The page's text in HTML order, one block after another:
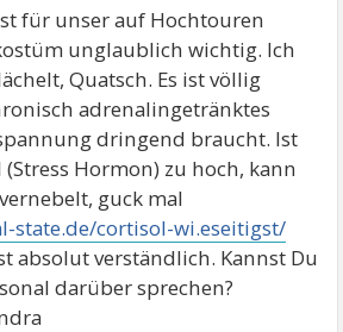
für unser auf Hochtouren
unglaublich wichtig. Ich
Quatsch. Es ist völlig
adrenalingetränktes
dringend braucht. Ist
Hormon) zu hoch, kann
guck mal
state.de/cortisol-wi.eseitigst/
absolut verständlich. Kannst Du
darüber sprechen?